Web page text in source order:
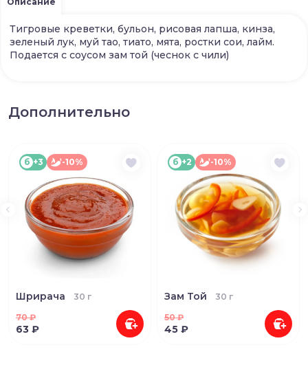
Тигровые креветки, бульон, рисовая лапша, кинза,
зеленый лук, муй тао, тиато, мята, ростки сои, лайм.
Подается с соусом зам той (чеснок с чили)
Дополнительно
б +3 -10%
Шрирача 30 г
70₽
63 ₽
б +2 -10%
Зам Той 30 г
50₽
45 ₽